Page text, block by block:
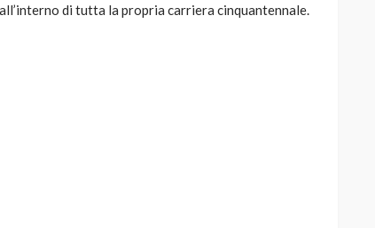
di tutta la propria carriera cinquantennale.